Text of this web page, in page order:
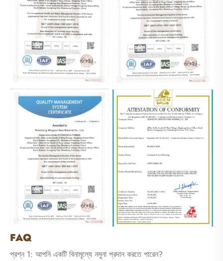
FAQ
প্রশ্ন 1: আপনি একটি বিনামূল্যে নমুনা প্রদান করতে পারেন?